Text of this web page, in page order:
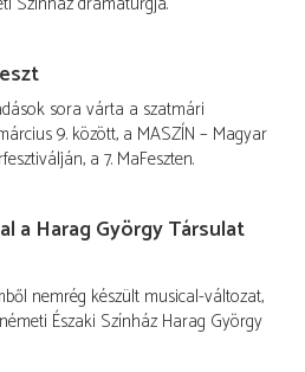
sora várta a szatmári
9. között, a MASZÍN – Magyar
a 7. MaFeszten.
a Harag György Társulat
nemrég készült musical-változat,
Északi Színház Harag György